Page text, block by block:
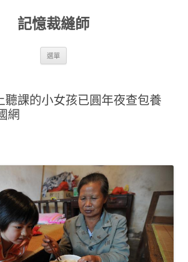
記憶裁縫師
選單
聽課的小女孩已圓年夜查包養
網